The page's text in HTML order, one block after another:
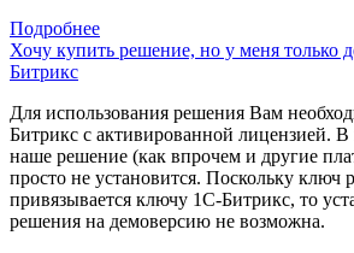
Подробнее
Хочу купить решение, но у меня только
Битрикс
Для использования решения Вам
Битрикс с активированной лицензией.
наше решение (как впрочем и другие
просто не установится. Поскольку ключ
привязывается ключу 1С-Битрикс, то
решения на демоверсию не возможна.